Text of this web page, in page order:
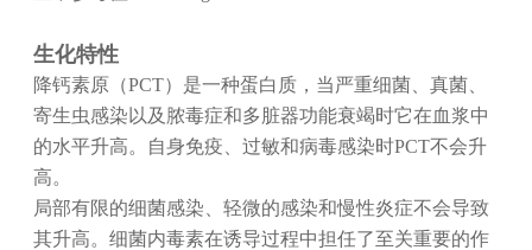
生化特性
降钙素原（PCT）是一种蛋白质，当严重细菌、真菌、
寄生虫感染以及脓毒症和多脏器功能衰竭时它在血浆中
的水平升高。自身免疫、过敏和病毒感染时PCT不会升
高。
局部有限的细菌感染、轻微的感染和慢性炎症不会导致
其升高。细菌内毒素在诱导过程中担任了至关重要的作